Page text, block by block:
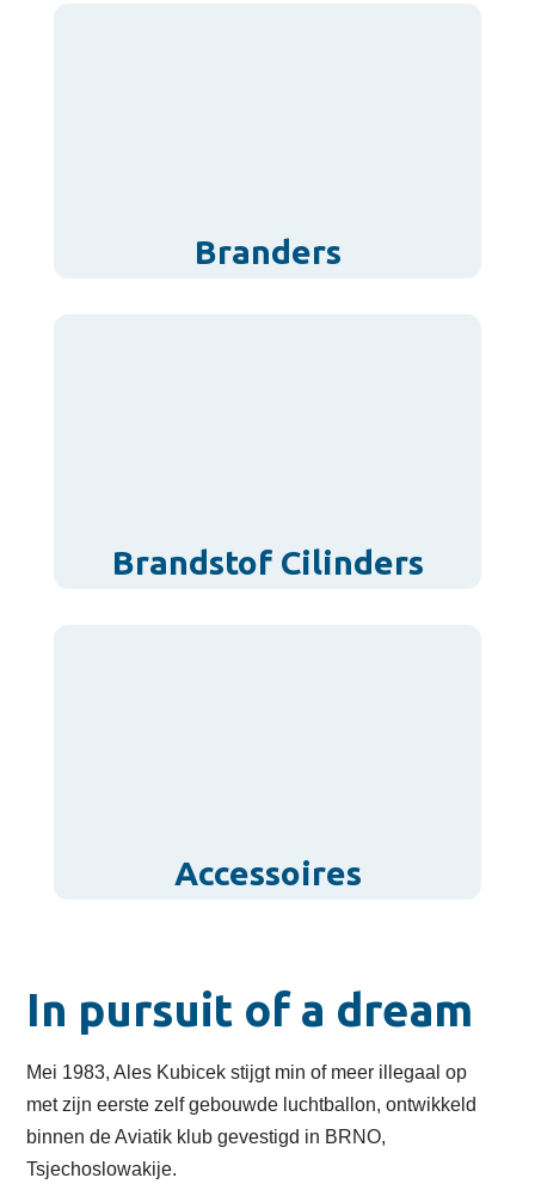
Branders
Brandstof Cilinders
Accessoires
In pursuit of a dream
Mei 1983, Ales Kubicek stijgt min of meer illegaal op
met zijn eerste zelf gebouwde luchtballon, ontwikkeld
binnen de Aviatik klub gevestigd in BRNO,
Tsjechoslowakije.